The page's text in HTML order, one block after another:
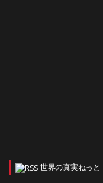
世界の真実ねっと